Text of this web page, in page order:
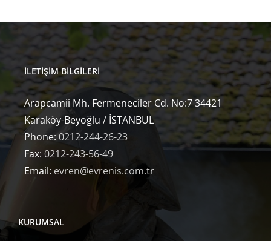
İLETIŞIM BILGILERI
Arapcamii Mh. Fermeneciler Cd. No:7 34421
Karaköy-Beyoğlu / İSTANBUL
Phone: 0212-244-26-23
Fax: 0212-243-56-49
Email: evren@evrenis.com.tr
KURUMSAL